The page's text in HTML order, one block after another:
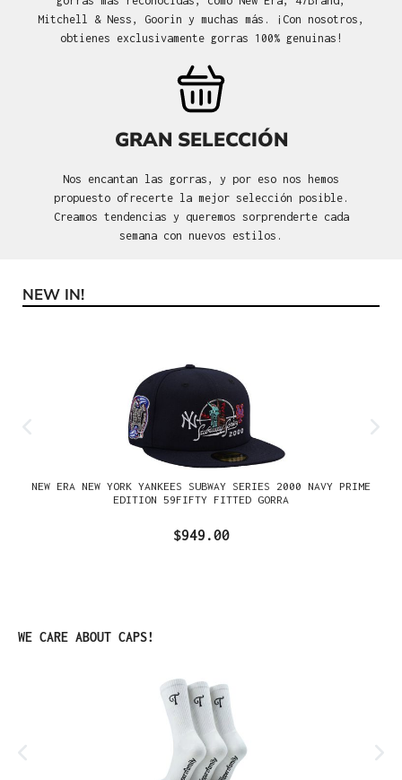
Mitchell & Ness, Goorin y muchas más. ¡Con nosotros,
obtienes exclusivamente gorras 100% genuinas!
GRAN SELECCIÓN
Nos encantan las gorras, y por eso nos hemos
propuesto ofrecerte la mejor selección posible.
Creamos tendencias y queremos sorprenderte cada
semana con nuevos estilos.
Omitir la galería de productos
NEW IN!
NEW ERA NEW YORK YANKEES SUBWAY SERIES 2000 NAVY PRIME
EDITION 59FIFTY FITTED GORRA
$949.00
Omitir la galería de productos
WE CARE ABOUT CAPS!